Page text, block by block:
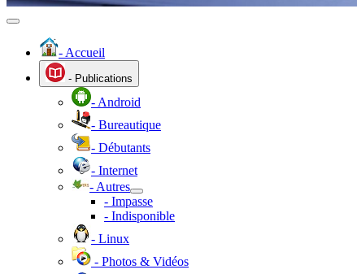
- Accueil
- Publications
- Android
- Bureautique
- Débutants
- Internet
- Autres
- Impasse
- Indisponible
- Linux
- Photos & Vidéos